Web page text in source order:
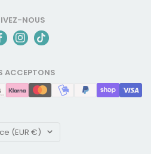
NOUS
ACCEPTONS
Pays/région
(EUR €)